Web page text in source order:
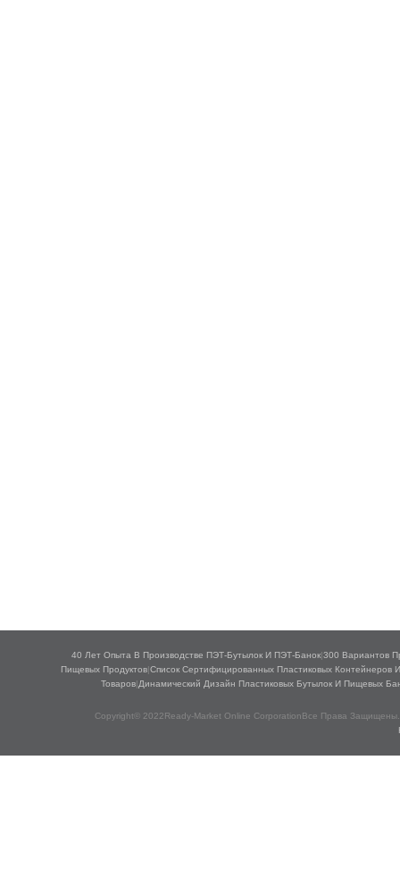
40 Лет Опыта В Производстве ПЭТ-Бутылок И ПЭТ-Банок|300 Вариантов
Пищевых Продуктов|Список Сертифицированных Пластиковых Контейнеров
Товаров|Динамический Дизайн Пластиковых Бутылок И Пищевых
Copyright© 2022Ready-Market Online CorporationВсе Права